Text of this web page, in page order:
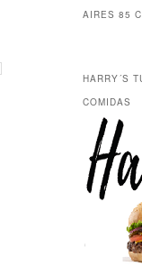
AIRES 85
HARRY´S
COMIDAS